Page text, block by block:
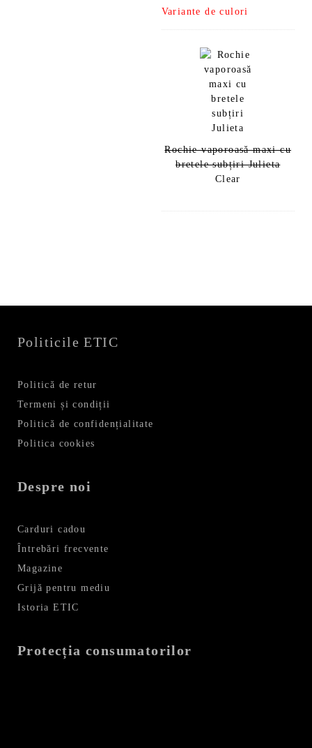
a
fost:
este:
119,99 lei.
Variante de culori
Rochie vaporoasă maxi cu
bretele subțiri Julieta
Clear
Politicile ETIC
Politică de retur
Termeni și condiții
Politică de confidențialitate
Politica cookies
Despre noi
Carduri cadou
Întrebări frecvente
Magazine
Grijă pentru mediu
Istoria ETIC
Protecția consumatorilor